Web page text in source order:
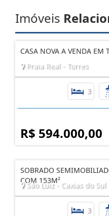
Imóveis
CASA NOVA A VENDA EM
Praia Real - Torres
3
R$ 594.000,00
SOBRADO
COM 153M²
São Luiz - Caxias do Sul
3